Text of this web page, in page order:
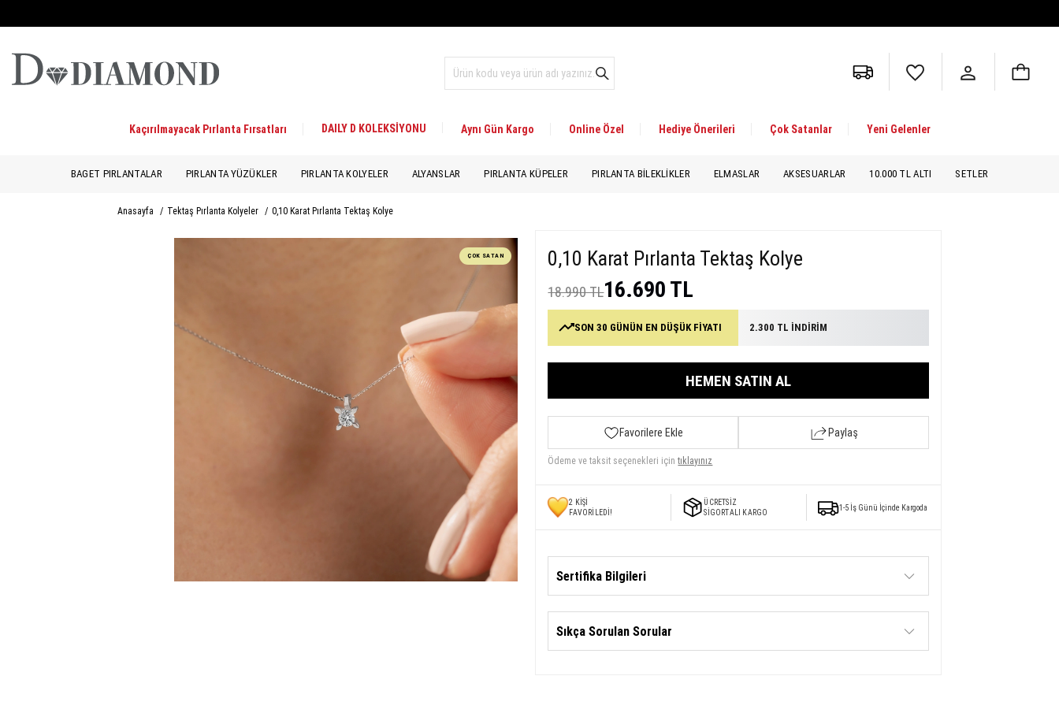
Kaçırılmayacak Pırlanta Fırsatları DAILY D KOLEKSİYONU Aynı Gün Kargo Online Özel Hediye Önerileri Çok Satanlar Yeni Gelenler
BAGET PIRLANTALAR PIRLANTA YÜZÜKLER PIRLANTA KOLYELER ALYANSLAR PIRLANTA KÜPELER PIRLANTA BILEKLIKLER ELMASLAR AKSESUARLAR 10.000 TL ALTI SETLER
Anasayfa / Tektaş Pırlanta Kolyeler / 0,10 Karat Pırlanta Tektaş Kolye
ÇOK SATAN 0,10 Karat Pırlanta Tektaş Kolye
18.990 TL16.690 TL
SON 30 GÜNÜN EN DÜŞÜK FİYATI 2.300 TL İNDİRİM
HEMEN SATIN AL
Favorilere Ekle Paylaş
Ödeme ve taksit seçenekleri içintıklayınız
2 KİŞİ
FAVORİLEDİ!
ÜCRETSİZ
SİGORTALI KARGO
1-5 İş Günü İçinde Kargoda
Sertifika Bilgileri
Sıkça Sorulan Sorular